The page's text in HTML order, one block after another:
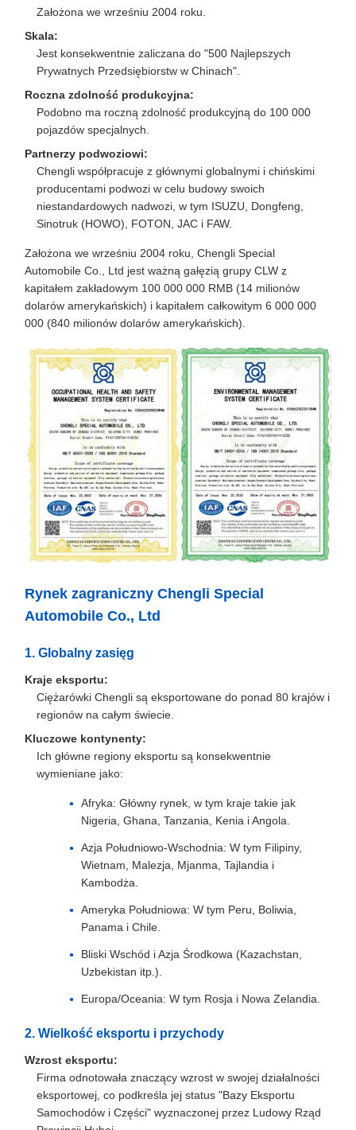
Założona we wrześniu 2004 roku.
Skala:
Jest konsekwentnie zaliczana do "500 Najlepszych
Prywatnych Przedsiębiorstw w Chinach".
Roczna zdolność produkcyjna:
Podobno ma roczną zdolność produkcyjną do 100 000
pojazdów specjalnych.
Partnerzy podwoziowi:
Chengli współpracuje z głównymi globalnymi i chińskimi
producentami podwozi w celu budowy swoich
niestandardowych nadwozi, w tym ISUZU, Dongfeng,
Sinotruk (HOWO), FOTON, JAC i FAW.
Założona we wrześniu 2004 roku, Chengli Special
Automobile Co., Ltd jest ważną gałęzią grupy CLW z
kapitałem zakładowym 100 000 000 RMB (14 milionów
dolarów amerykańskich) i kapitałem całkowitym 6 000 000
000 (840 milionów dolarów amerykańskich).
Rynek zagraniczny Chengli Special
Automobile Co., Ltd
1. Globalny zasięg
Kraje eksportu:
Ciężarówki Chengli są eksportowane do ponad 80 krajów i
regionów na całym świecie.
Kluczowe kontynenty:
Ich główne regiony eksportu są konsekwentnie
wymieniane jako:
Afryka: Główny rynek, w tym kraje takie jak
Nigeria, Ghana, Tanzania, Kenia i Angola.
Azja Południowo-Wschodnia: W tym Filipiny,
Wietnam, Malezja, Mjanma, Tajlandia i
Kambodża.
Ameryka Południowa: W tym Peru, Boliwia,
Panama i Chile.
Bliski Wschód i Azja Środkowa (Kazachstan,
Uzbekistan itp.).
Europa/Oceania: W tym Rosja i Nowa Zelandia.
2. Wielkość eksportu i przychody
Wzrost eksportu:
Firma odnotowała znaczący wzrost w swojej działalności
eksportowej, co podkreśla jej status "Bazy Eksportu
Samochodów i Części" wyznaczonej przez Ludowy Rząd